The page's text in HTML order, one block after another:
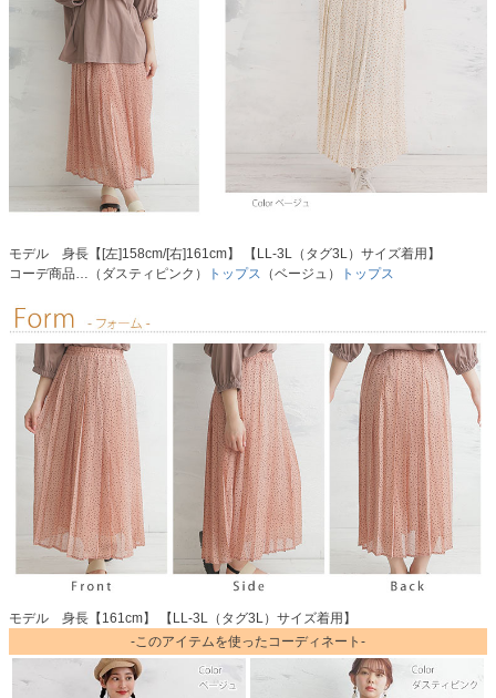
モデル 身長【[左]158cm/[右]161cm】 【LL-3L（タグ3L）サイズ着用】
コーデ商品…（ダスティピンク）
トップス （ベージュ） トップス
モデル 身長【161cm】 【LL-3L（タグ3L）サイズ着用】
-このアイテムを使ったコーディネート-